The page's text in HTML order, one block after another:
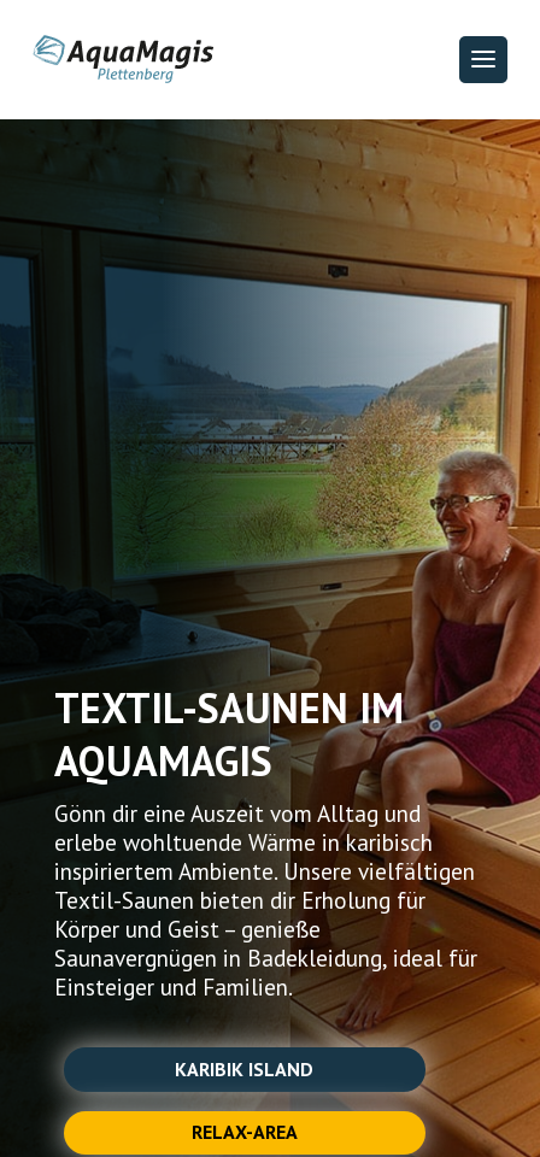
TICKETS ONLINE
TEXTIL-SAUNEN IM
AQUAMAGIS
Gönn dir eine Auszeit vom Alltag und
erlebe wohltuende Wärme in karibisch
inspiriertem Ambiente. Unsere vielfältigen
Textil-Saunen bieten dir Erholung für
Körper und Geist – genieße
Saunavergnügen in Badekleidung, ideal für
Einsteiger und Familien.
KARIBIK ISLAND
RELAX-AREA